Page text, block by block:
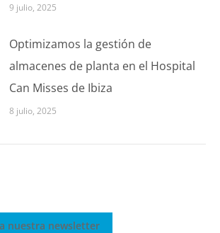
9 julio, 2025
Optimizamos la gestión de
almacenes de planta en el Hospital
Can Misses de Ibiza
8 julio, 2025
nuestra newsletter